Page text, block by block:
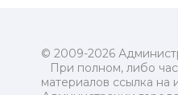
© 2009-2026
При полном, либо
материалов ссылка